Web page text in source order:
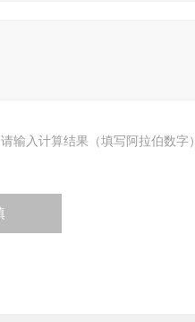
请输入计算结果（填写阿拉伯数字